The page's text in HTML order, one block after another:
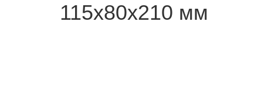
115х80х210 мм